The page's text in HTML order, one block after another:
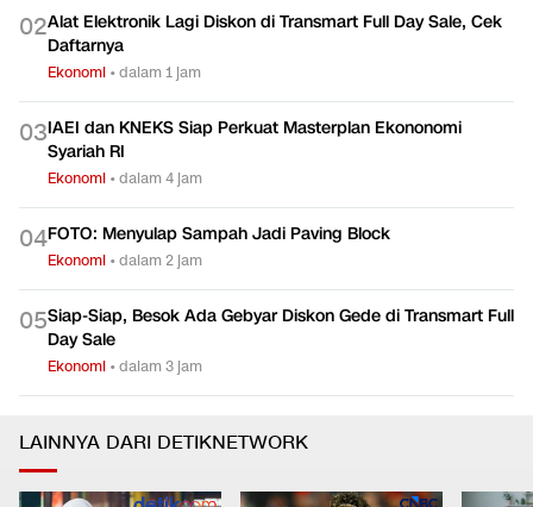
02Alat Elektronik Lagi Diskon di Transmart Full Day Sale, Cek
Daftarnya
Ekonomi •dalam 1 jam
03IAEI dan KNEKS Siap Perkuat Masterplan Ekononomi
Syariah RI
Ekonomi •dalam 4 jam
04FOTO: Menyulap Sampah Jadi Paving Block
Ekonomi •dalam 2 jam
05Siap-Siap, Besok Ada Gebyar Diskon Gede di Transmart Full
Day Sale
Ekonomi •dalam 3 jam
LAINNYA DARI DETIKNETWORK